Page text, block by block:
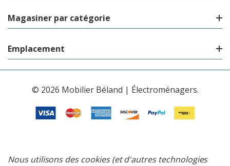
Magasiner par catégorie
Emplacement
© 2026 Mobilier Béland | Électroménagers.
Nous utilisons des cookies (et d'autres technologies